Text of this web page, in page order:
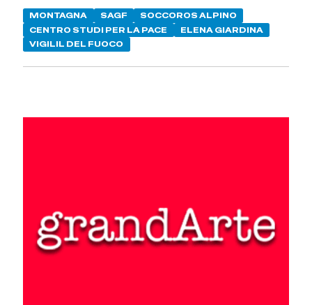
MONTAGNA SAGF
SOCCOROS ALPINO
CENTRO STUDI PER LA PACE
ELENA GIARDINA
VIGILIL DEL FUOCO